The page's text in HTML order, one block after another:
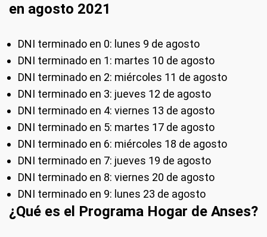
en agosto 2021
DNI terminado en 0: lunes 9 de agosto
DNI terminado en 1: martes 10 de agosto
DNI terminado en 2: miércoles 11 de agosto
DNI terminado en 3: jueves 12 de agosto
DNI terminado en 4: viernes 13 de agosto
DNI terminado en 5: martes 17 de agosto
DNI terminado en 6: miércoles 18 de agosto
DNI terminado en 7: jueves 19 de agosto
DNI terminado en 8: viernes 20 de agosto
DNI terminado en 9: lunes 23 de agosto
¿Qué es el Programa Hogar de Anses?